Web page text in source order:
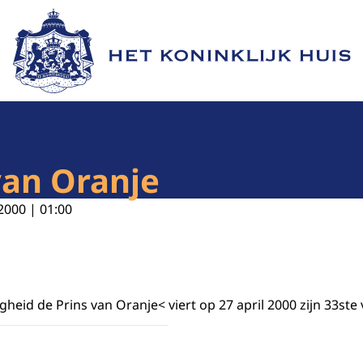
Naar de homepage van Het Koninklijk Huis
Oranje
| 01:00
de Prins van Oranje< viert op 27 april 2000 zijn 33ste